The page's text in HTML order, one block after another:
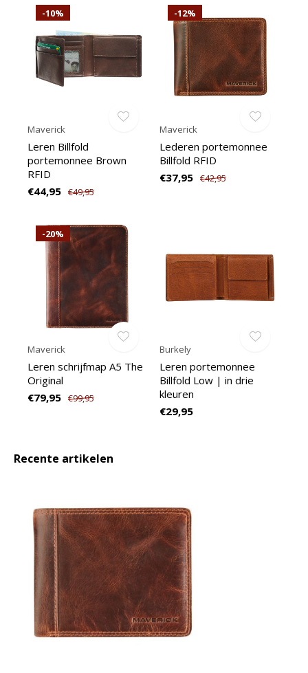
-10%
Maverick
Leren Billfold
portemonnee Brown
RFID
€44,95 €49,95
-12%
Maverick
Lederen portemonnee
Billfold RFID
€37,95 €42,95
-20%
Maverick
Leren schrijfmap A5 The
Original
€79,95 €99,95
Burkely
Leren portemonnee
Billfold Low | in drie
kleuren
€29,95
Recente artikelen